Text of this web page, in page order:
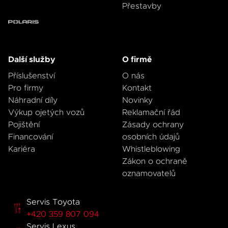
Přestavby
Další služby
Příslušenství
Pro firmy
Náhradní díly
Výkup ojetých vozů
Pojištění
Financování
Kariéra
O firmě
O nás
Kontakt
Novinky
Reklamační řád
Zásady ochrany
osobních údajů
Whistleblowing
Zákon o ochraně
oznamovatelů
Servis Toyota
+420 359 807 094